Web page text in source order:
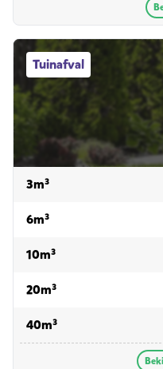
Tuinafval
Tuinafval afvalcontainers
3m³voor tuinafval
6m³voor tuinafval
10m³voor tuinafval
20m³voor tuinafval
40m³voor tuinafval